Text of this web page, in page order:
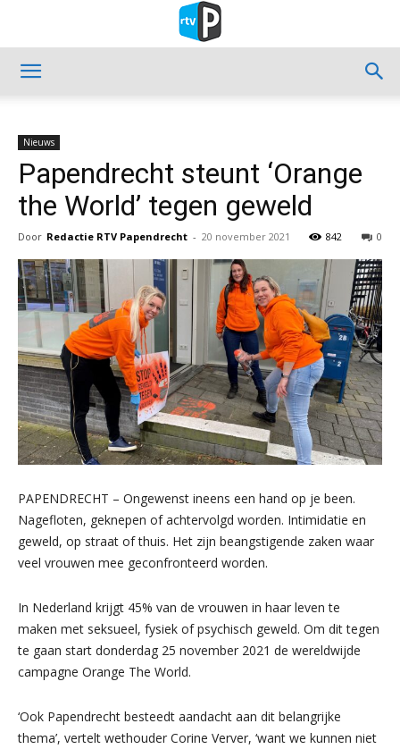
Nieuws
Papendrecht steunt ‘Orange
the World’ tegen geweld
Door Redactie RTV Papendrecht - 20 november 2021 0
842
PAPENDRECHT – Ongewenst ineens een hand op je been.
Nagefloten, geknepen of achtervolgd worden. Intimidatie en
geweld, op straat of thuis. Het zijn beangstigende zaken waar
veel vrouwen mee geconfronteerd worden.
In Nederland krijgt 45% van de vrouwen in haar leven te
maken met seksueel, fysiek of psychisch geweld. Om dit tegen
te gaan start donderdag 25 november 2021 de wereldwijde
campagne Orange The World.
‘Ook Papendrecht besteedt aandacht aan dit belangrijke
thema’, vertelt wethouder Corine Verver, ‘want we kunnen niet